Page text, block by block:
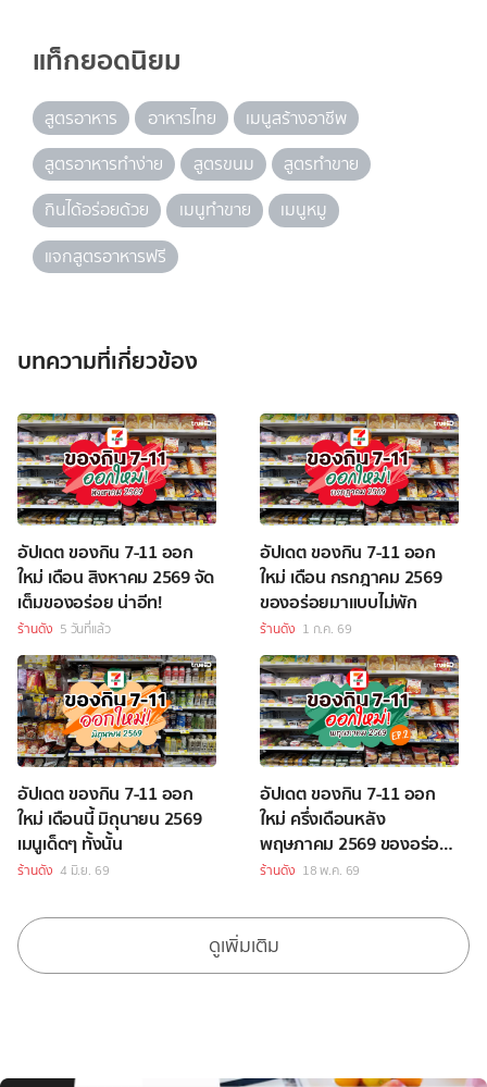
แท็กยอดนิยม
สูตรอาหาร อาหารไทย
เมนูสร้างอาชีพ
สูตรอาหารทำง่าย
สูตรขนม
สูตรทำขาย
กินได้อร่อยด้วย
เมนูทำขาย
เมนูหมู
แจกสูตรอาหารฟรี
บทความที่เกี่ยวข้อง
อัปเดต ของกิน 7-11 ออก
ใหม่ เดือน สิงหาคม 2569 จัด
เต็มของอร่อย น่าอีท!
ร้านดัง 5 วันที่แล้ว
อัปเดต ของกิน 7-11 ออก
ใหม่ เดือน กรกฎาคม 2569
ของอร่อยมาแบบไม่พัก
ร้านดัง 1 ก.ค. 69
อัปเดต ของกิน 7-11 ออก
ใหม่ เดือนนี้ มิถุนายน 2569
เมนูเด็ดๆ ทั้งนั้น
ร้านดัง 4 มิ.ย. 69
อัปเดต ของกิน 7-11 ออก
ใหม่ ครึ่งเดือนหลัง
พฤษภาคม 2569 ของอร่อย
เพียบ
ร้านดัง 18 พ.ค. 69
ดูเพิ่มเติม